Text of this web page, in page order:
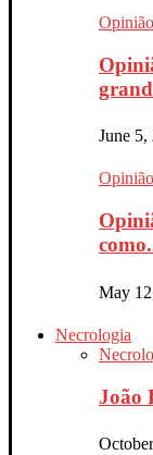
Opinião
June 5,
Opinião
May
Necrologia
João